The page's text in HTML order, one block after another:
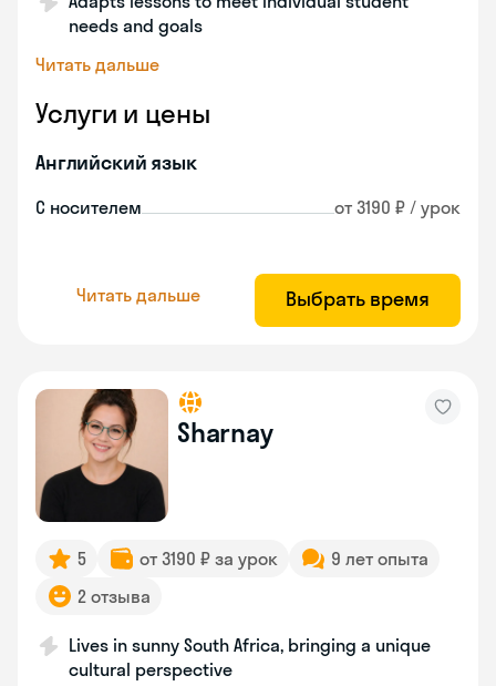
needs and goals
Читать дальше
Услуги и цены
Английский язык
С носителем от 3190 ₽ / урок
Читать дальше Выбрать время
Sharnay
5 от 3190 ₽ за урок
9 лет опыта
2 отзыва
Lives in sunny South Africa, bringing a unique
cultural perspective